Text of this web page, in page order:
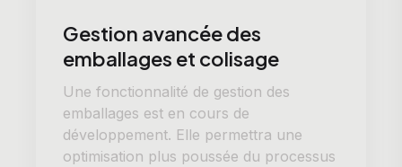
Gestion avancée des
emballages et colisage
Une fonctionnalité de gestion des
emballages est en cours de
développement. Elle permettra une
optimisation plus poussée du processus